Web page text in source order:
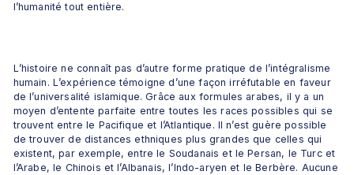
l’humanité tout entière.
L’histoire ne connaît pas d’autre forme pratique de l’intégralisme
humain. L’expérience témoigne d’une façon irréfutable en faveur
de l’universalité islamique. Grâce aux formules arabes, il y a un
moyen d’entente parfaite entre toutes les races possibles qui se
trouvent entre le Pacifique et l’Atlantique. Il n’est guère possible
de trouver de distances ethniques plus grandes que celles qui
existent, par exemple, entre le Soudanais et le Persan, le Turc et
l’Arabe, le Chinois et l’Albanais, l’Indo-aryen et le Berbère. Aucune